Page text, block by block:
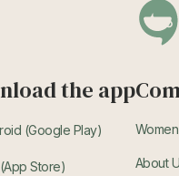
the app
(Google Play)
Store) About